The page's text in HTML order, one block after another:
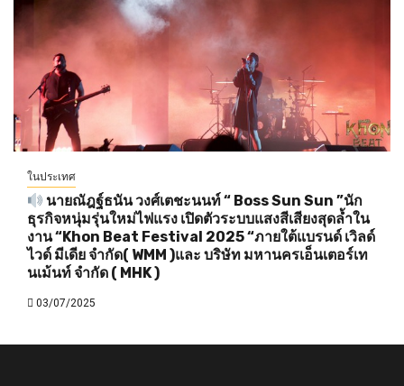
ในประเทศ
นายณัฎฐ์ธนัน วงศ์เตชะนนท์ “ Boss Sun Sun ”นัก
ธุรกิจหนุ่มรุ่นใหม่ไฟแรง เปิดตัวระบบแสงสีเสียงสุดล้ำใน
งาน “Khon Beat Festival 2025 “ภายใต้แบรนด์ เวิลด์
ไวด์ มีเดีย จำกัด( WMM )และ บริษัท มหานครเอ็นเตอร์เท
นเม้นท์ จำกัด ( MHK )
03/07/2025